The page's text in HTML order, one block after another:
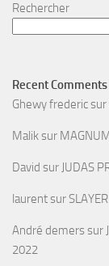
Rechercher
Recent Comments
Ghewy fredericsur
Maliksur
David sur JUDAS
laurentsur
André demerssur
2022